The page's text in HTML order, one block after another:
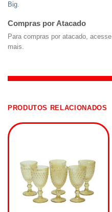
Big.
Compras por Atacado
Para compras por atacado, acesse
mais.
PRODUTOS RELACIONADOS